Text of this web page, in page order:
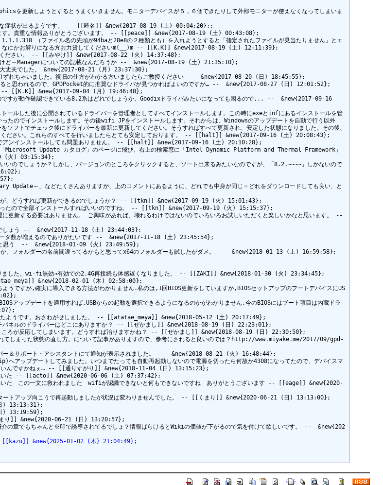
更新しようとするとうまくいきません。モニターデバイスが５，６個できたりして外部モニターが使えなくなってしまいま
うな症状が出るようです。 -- [[匿名]] &new{2017-08-19 (土) 00:04:20};;
ます。貴重な情報ありがとうございます。 -- [[peace]] &new{2017-08-19 (土) 00:43:08};
（ファイル名の先頭が94baと28e8の２種類とも）を入れようとすると「指定されたファイルが見当たりません」とエ
。なにかお解りになる方お力貸してくださいm(__)m -- [[K.K]] &new{2017-08-19 (土) 12:11:39};
てください。 -- [[みやけ]] &new{2017-08-22 (火) 14:37:48};
～Managerについての記載なんだろうか --  &new{2017-08-19 (土) 21:35:10};
大丈夫でした。 &new{2017-08-21 (月) 23:37:30};
ずれちゃいました。復旧の仕方がわかる方いましたらご教授ください --  &new{2017-08-20 (日) 18:45:55};
思われるので、GPDPocket的に推奨なドライバが見つかればよいのですが… --  &new{2017-08-27 (日) 12:01:52};
-- [[K.K]] &new{2017-09-04 (月) 19:46:48};
動作確認できている8.2系はどれでしょうか。Goodixドライバみたいになっても困るので... --  &new{2017-09-16
ールした後に公開されているドライバーを管理者としてすべてインストールします。この時にexeとinfにあるインストールを管
たのでインストールします。その後wifi JPをインストールします。それからは、Windowsのアップデートを自動で行う以外
トでチェック後にドライバーを最新に更新してください。そうすればすべて更新され、安定した状態になりました。その後、
てください。これらのすべてを行いましたらとても安定しております。 -- [[halt]] &new{2017-09-16 (土) 20:08:43};
でアンインストールしても問題ありません。 -- [[halt]] &new{2017-09-16 (土) 20:10:28};
Update カタログ」のページに飛び、右上の検索窓に「Intel Dynamic Platform and Thermal Framework」
(火) 03:15:34};
でしょうか？しかし、バージョンのところをクリックすると、ソート出来るみたいなのですが、「8.2.~~~~」しかないので
～」などたくさんありますが、上のコメントにあるように、どれでも中身が同じ＝どれをダウンロードしても良い、と
すが、どうすれば更新ができるのでしょうか？ -- [[tkn]] &new{2017-09-19 (火) 15:01:43};
ったので全部インストールすればいいのですね。 -- [[tkn]] &new{2017-09-19 (火) 15:15:37};
更新する必要はありません。 ご興味があれば、壊れるわけではないのでいろいろお試しいただくと楽しいかなと思います。 --
しょう --  &new{2017-11-18 (土) 23:44:03};
データ数が増えるのでありがたいです --  &new{2017-11-18 (土) 23:45:54};
と思う  --  &new{2018-01-09 (火) 23:49:59};
か。フォルダーの名前間違ってるかもと思ってx64のフォルダーも試したがダメ。 --  &new{2018-01-13 (土) 16:59:58};
りました。wi-fi無効→有効での2.4G再接続も体感遅くなりました。 -- [[ZAKI]] &new{2018-01-30 (火) 23:34:45};
&new{2018-02-01 (木) 02:58:00};
ですが,確実に導入できる方法がわかりません.私のは,1回BIOS更新をしていますが,BIOSセットアップのフートデバイスにUS
アップデートを適用すれば,USBからの起動を選択できるようになるのかがわかりません.今のBIOSにはブート項目は内蔵ドラ
きたようです。おさわがせしました。 -- [[atatae_meya]] &new{2018-05-12 (土) 20:17:49};
チパネルのドライバーはどこにありますか？ -- [[ぜかまし]] &new{2018-08-19 (日) 22:23:01};
ところが反応してしまいます。どうすれば治りますかね？ -- [[ぜかまし]] &new{2018-08-19 (日) 22:30:50};
てしまった状態の直し方。について記事がありますので、参考にされると良いのでは？http://www.miyake.me/2017/09/gpd-
サポート・アシスタントにて通知が表示されました。 --  &new{2018-08-21 (火) 16:48:44};
ートしてみました。いつまでたっても自動再起動しないので電源を切ったら何故か4308になってたので、デバイスマ
えないんですかねぇ… -- [[通りすがり]] &new{2018-11-04 (日) 13:15:23};
動いた -- [[acto]] &new{2020-06-06 (土) 07:37:42};
　この一文に救われました　wifiが認識できないと何もできないですね　ありがとうございます -- [[eage]] &new{2020-
ートアップ向こうで再起動しましたが状況は変わりませんでした。 -- [[くまり]] &new{2020-06-21 (日) 13:13:00};
) 13:13:31};
) 13:19:59};
くまり]] &new{2020-06-21 (日) 13:20:57};
の章でもちゃんと※印で誘導されてるでしょ？情報ばらけるとWikiの価値が下がるので気を付けて欲しいです。 --  &new{202
-- [[kazu]] &new{2025-01-02 (木) 21:04:49};